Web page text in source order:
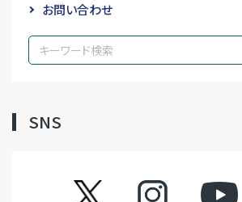
お問い合わせ
SNS
ツイッター インスタ